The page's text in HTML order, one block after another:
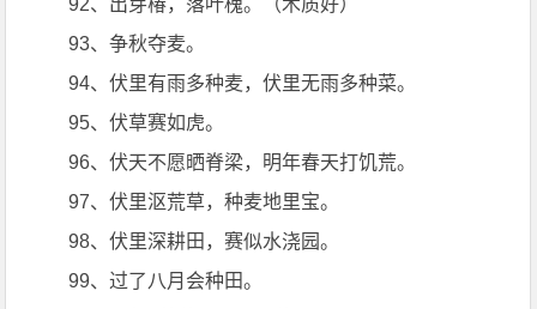
92、出芽椿，落叶槐。（木质好）
93、争秋夺麦。
94、伏里有雨多种麦，伏里无雨多种菜。
95、伏草赛如虎。
96、伏天不愿晒脊梁，明年春天打饥荒。
97、伏里沤荒草，种麦地里宝。
98、伏里深耕田，赛似水浇园。
99、过了八月会种田。